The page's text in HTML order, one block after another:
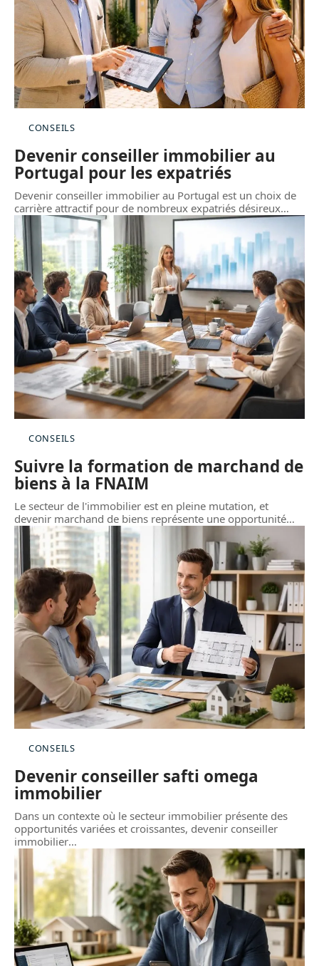
CONSEILS
Devenir conseiller immobilier au
Portugal pour les expatriés
Devenir conseiller immobilier au Portugal est un choix de
carrière attractif pour de nombreux expatriés désireux…
CONSEILS
Suivre la formation de marchand de
biens à la FNAIM
Le secteur de l'immobilier est en pleine mutation, et
devenir marchand de biens représente une opportunité…
CONSEILS
Devenir conseiller safti omega
immobilier
Dans un contexte où le secteur immobilier présente des
opportunités variées et croissantes, devenir conseiller
immobilier…